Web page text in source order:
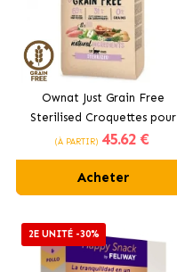
Ownat Just Grain Free
Sterilised Croquettes pour
Chats Stérilisés
(À PARTIR) 45.62 €
Acheter
2E UNITÉ -30%